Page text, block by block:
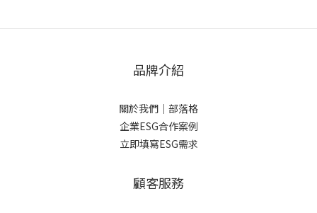
品牌介紹
關於我們 ｜ 部落格
企業ESG合作案例
立即填寫ESG需求
顧客服務